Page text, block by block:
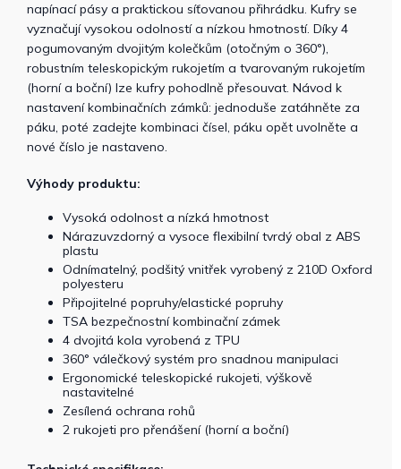
napínací pásy a praktickou síťovanou přihrádku. Kufry se
vyznačují vysokou odolností a nízkou hmotností. Díky 4
pogumovaným dvojitým kolečkům (otočným o 360°),
robustním teleskopickým rukojetím a tvarovaným rukojetím
(horní a boční) lze kufry pohodlně přesouvat. Návod k
nastavení kombinačních zámků: jednoduše zatáhněte za
páku, poté zadejte kombinaci čísel, páku opět uvolněte a
nové číslo je nastaveno.
Výhody produktu:
Vysoká odolnost a nízká hmotnost
Nárazuvzdorný a vysoce flexibilní tvrdý obal z ABS
plastu
Odnímatelný, podšitý vnitřek vyrobený z 210D Oxford
polyesteru
Připojitelné popruhy/elastické popruhy
TSA bezpečnostní kombinační zámek
4 dvojitá kola vyrobená z TPU
360° válečkový systém pro snadnou manipulaci
Ergonomické teleskopické rukojeti, výškově
nastavitelné
Zesílená ochrana rohů
2 rukojeti pro přenášení (horní a boční)